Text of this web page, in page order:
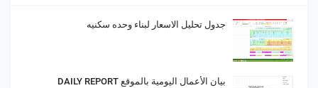
جدول تحليل الاسعار لبناء وحده سكنيه
بيان الأعمال اليومية بالموقع DAILY REPORT